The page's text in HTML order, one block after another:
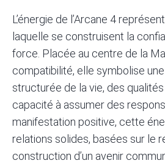
L’énergie de l’Arcane 4
laquelle se construisent la
force. Placée au centre de la
compatibilité, elle symbolise
structurée de la vie, des
capacité à assumer des
manifestation positive, cette
relations solides, basées sur le
construction d’un avenir